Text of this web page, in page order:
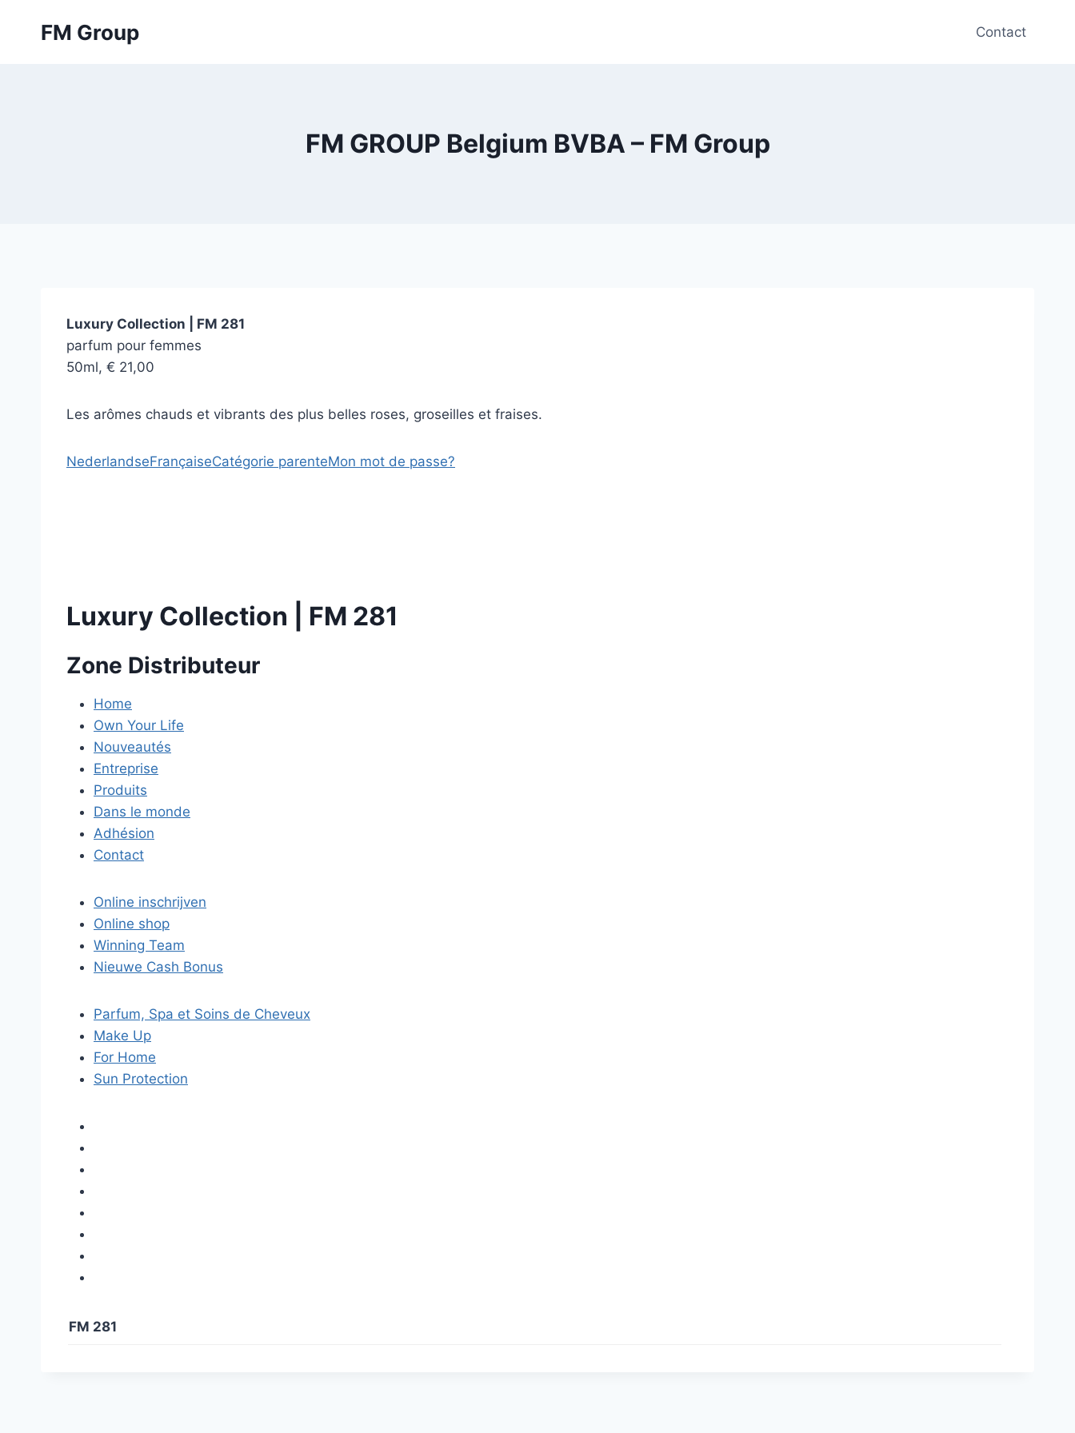
FM Group Contact
FM GROUP Belgium BVBA – FM Group
Luxury Collection | FM 281
parfum pour femmes
50ml, € 21,00
Les arômes chauds et vibrants des plus belles roses, groseilles et fraises.
NederlandseFrançaiseCatégorie parenteMon mot de passe?
Luxury Collection | FM 281
Zone Distributeur
Home
Own Your Life
Nouveautés
Entreprise
Produits
Dans le monde
Adhésion
Contact
Online inschrijven
Online shop
Winning Team
Nieuwe Cash Bonus
Parfum, Spa et Soins de Cheveux
Make Up
For Home
Sun Protection
FM 281